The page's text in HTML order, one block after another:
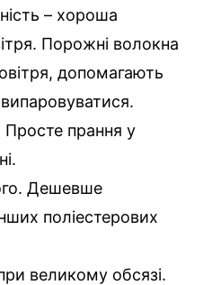
– хороша
Порожні волокна
допомагають
прання у
Дешевше
поліестерових
великому обсязі.